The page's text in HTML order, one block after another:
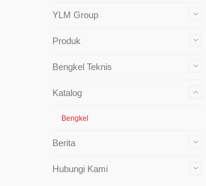
YLM Group
Produk
Bengkel Teknis
Katalog
Bengkel
Berita
Hubungi Kami